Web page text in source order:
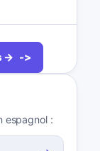
→
espagnol :